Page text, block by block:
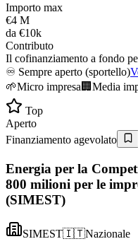
Importo max
€4 M
da €10k
Contributo
Il cofinanziamento a fondo
♾️ Sempre aperto (sportello)
🌱Micro impresa 🏢 Media
Top
Aperto
Finanziamento agevolato
Energia per la
800 milioni per le
(SIMEST)
SIMEST🇮🇹Nazionale